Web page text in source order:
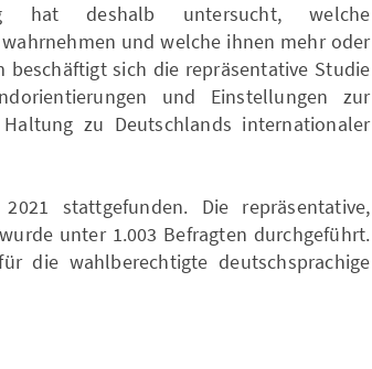
hat deshalb untersucht, welche
und welche ihnen mehr oder
beschäftigt sich die repräsentative Studie
und Einstellungen zur
zu Deutschlands internationaler
stattgefunden. Die repräsentative,
unter 1.003 Befragten durchgeführt.
die wahlberechtigte deutschsprachige